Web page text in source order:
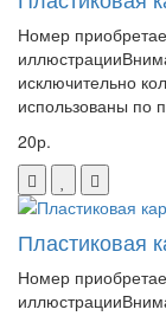
Номер
исключительно
использованы по
20р.
Пластиковая
Номер